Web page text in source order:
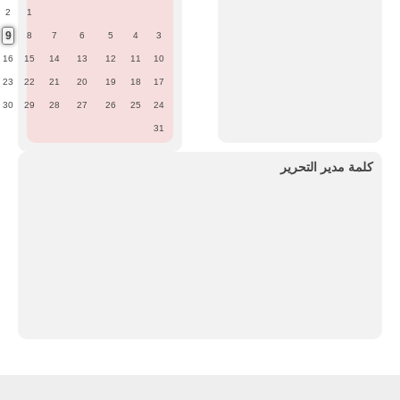
1
2
3
4
5
6
7
8
9
10
11
12
13
14
15
16
17
18
19
20
21
22
23
24
25
26
27
28
29
30
31
كلمة مدير التحرير